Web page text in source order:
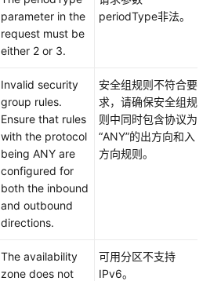
parameter in the
request must be
either 2 or 3.
periodType非法。
Invalid security
group rules.
Ensure that rules
with the protocol
being ANY are
configured for
both the inbound
and outbound
directions.
安全组规则不符合要
求，请确保安全组规
则中同时包含协议为
“ANY”的出方向和入
方向规则。
The availability
zone does not
可用分区不支持
IPv6。